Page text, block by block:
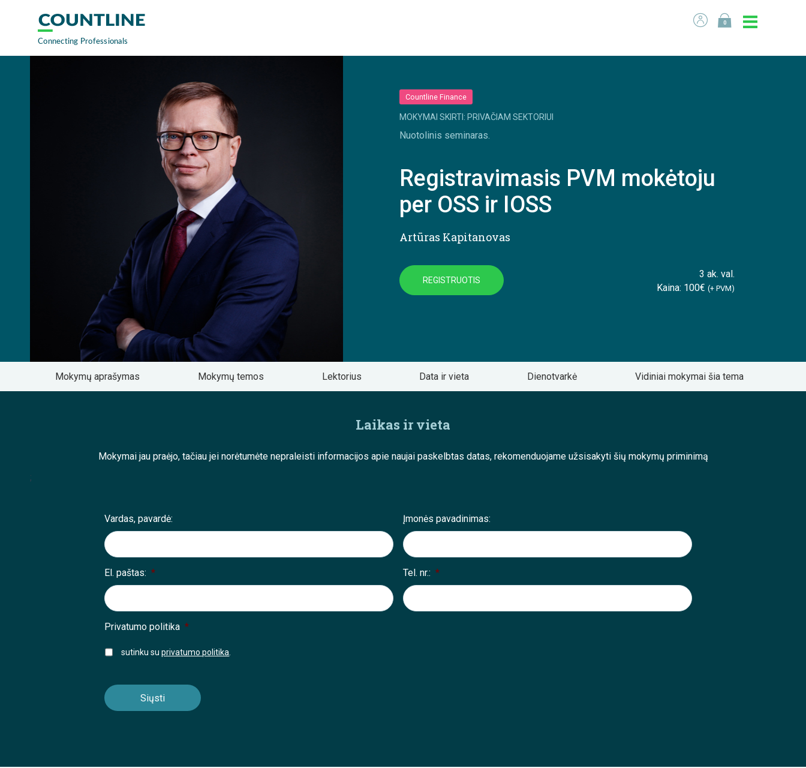
0
Countline Finance
MOKYMAI SKIRTI: PRIVAČIAM SEKTORIUI
Nuotolinis seminaras.
Registravimasis PVM mokėtoju
per OSS ir IOSS
Artūras Kapitanovas
REGISTRUOTIS
3 ak. val.
Kaina: 100€ (+ PVM)
Mokymų aprašymas Mokymų temos Lektorius Data ir vieta Dienotvarkė Vidiniai mokymai šia tema
Laikas ir vieta
Mokymai jau praėjo, tačiau jei norėtumėte nepraleisti informacijos apie naujai paskelbtas datas, rekomenduojame užsisakyti šių mokymų priminimą
;
Vardas, pavardė: Įmonės pavadinimas:
El. paštas: * Tel. nr.: *
Privatumo politika *
sutinku suprivatumo politika